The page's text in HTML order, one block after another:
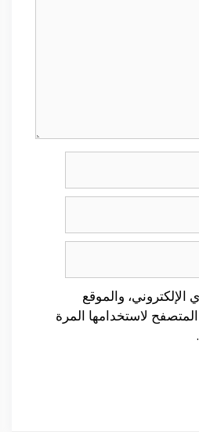
والموقع
لاستخدامها المرة